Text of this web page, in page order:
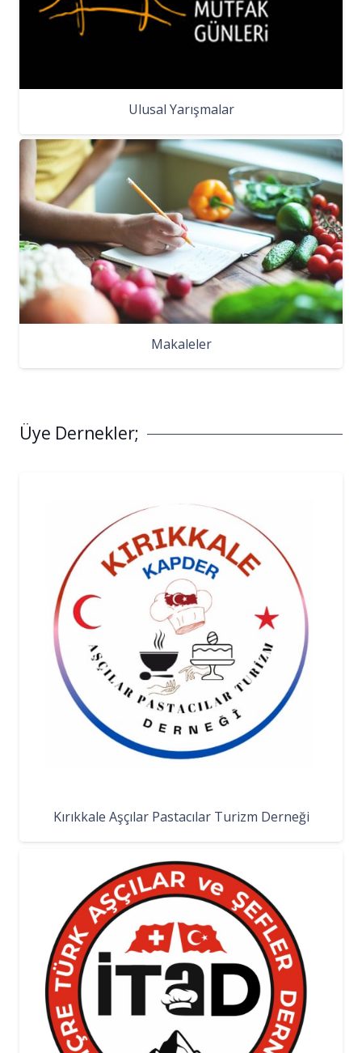
Ulusal Yarışmalar
Makaleler
Üye Dernekler;
Kırıkkale Aşçılar Pastacılar Turizm Derneği